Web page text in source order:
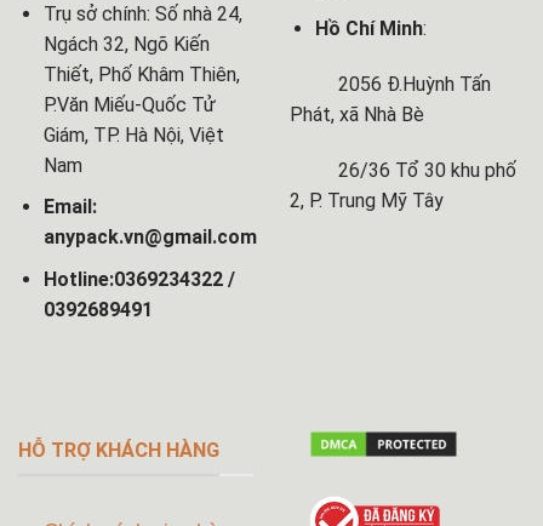
Trụ sở chính: Số nhà 24,
Ngách 32, Ngõ Kiến
Thiết, Phố Khâm Thiên,
P.Văn Miếu-Quốc Tử
Giám, TP. Hà Nội, Việt
Nam
Email:
anypack.vn@gmail.com
Hotline:0369234322 /
0392689491
Hồ Chí Minh:
2056 Đ.Huỳnh Tấn
Phát, xã Nhà Bè
26/36 Tổ 30 khu phố
2, P. Trung Mỹ Tây
HỖ TRỢ KHÁCH HÀNG